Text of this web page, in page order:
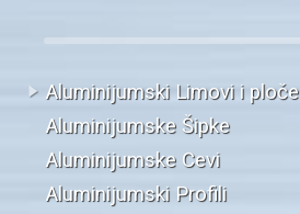
Aluminijumski Limovi i ploče
Aluminijumske Šipke
Aluminijumske Cevi
Aluminijumski Profili